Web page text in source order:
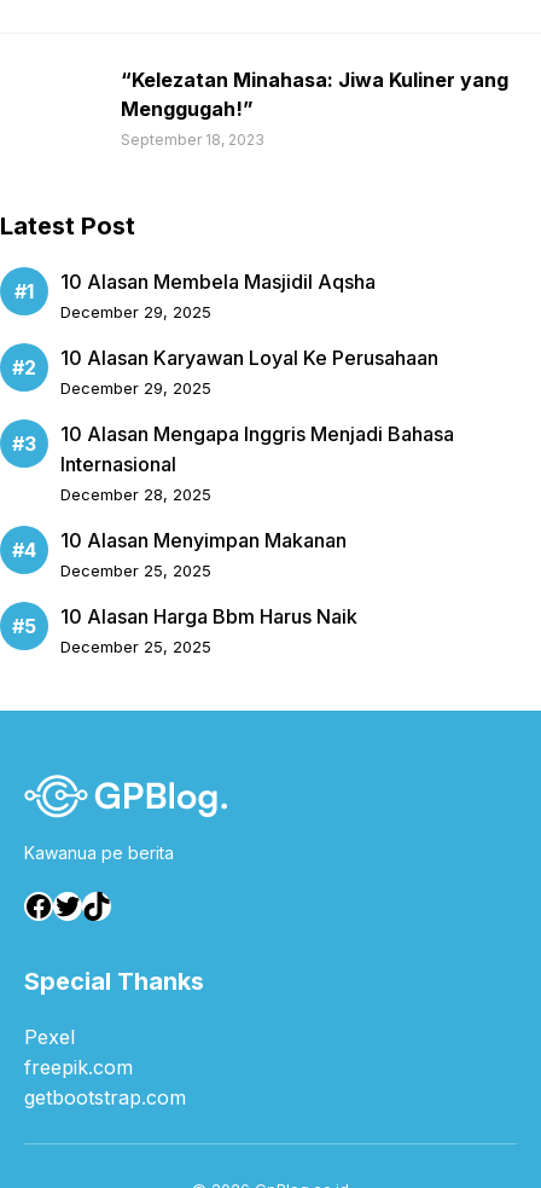
“Kelezatan Minahasa: Jiwa Kuliner yang
Menggugah!”
September 18, 2023
Latest Post
10 Alasan Membela Masjidil Aqsha
December 29, 2025
10 Alasan Karyawan Loyal Ke Perusahaan
December 29, 2025
10 Alasan Mengapa Inggris Menjadi Bahasa
Internasional
December 28, 2025
10 Alasan Menyimpan Makanan
December 25, 2025
10 Alasan Harga Bbm Harus Naik
December 25, 2025
Kawanua pe berita
Facebook
Twitter
TikTok
Special Thanks
Pexel
freepik.com
getbootstrap.com